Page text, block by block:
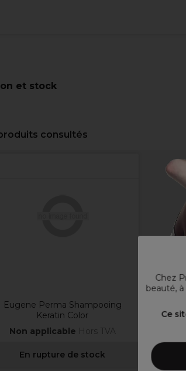
Chez
beauté, à
Ce
et stock
consultés
Eugene Perma Shampooing
Keratin Color
Non applicable Hors TVA
En rupture de stock